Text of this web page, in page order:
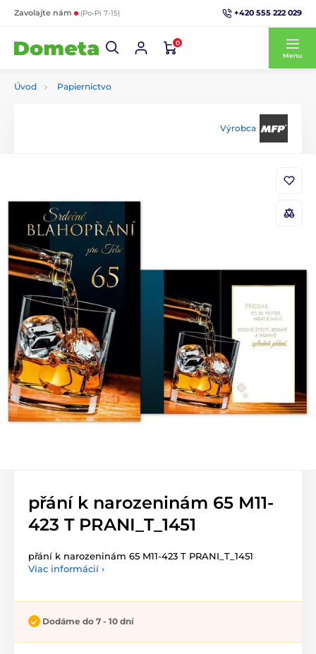
Zavolajte nám (Po-Pi 7-15) +420 555 222 029
0
Menu
Úvod Papiernictvo
Výrobca
přání k narozeninám 65 M11-
423 T PRANI_T_1451
přání k narozeninám 65 M11-423 T PRANI_T_1451
Viac informácií ›
Dodáme do 7 - 10 dní